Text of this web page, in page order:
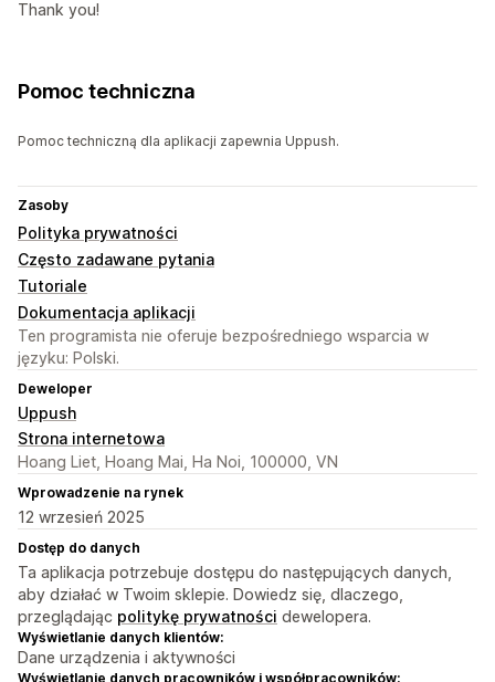
Thank you!
Pomoc techniczna
Pomoc techniczną dla aplikacji zapewnia Uppush.
Zasoby
Polityka prywatności
Często zadawane pytania
Tutoriale
Dokumentacja aplikacji
Ten programista nie oferuje bezpośredniego wsparcia w
języku: Polski.
Deweloper
Uppush
Strona internetowa
Hoang Liet, Hoang Mai, Ha Noi, 100000, VN
Wprowadzenie na rynek
12 wrzesień 2025
Dostęp do danych
Ta aplikacja potrzebuje dostępu do następujących danych,
aby działać w Twoim sklepie. Dowiedz się, dlaczego,
przeglądając politykę prywatności dewelopera.
Wyświetlanie danych klientów:
Dane urządzenia i aktywności
Wyświetlanie danych pracowników i współpracowników: